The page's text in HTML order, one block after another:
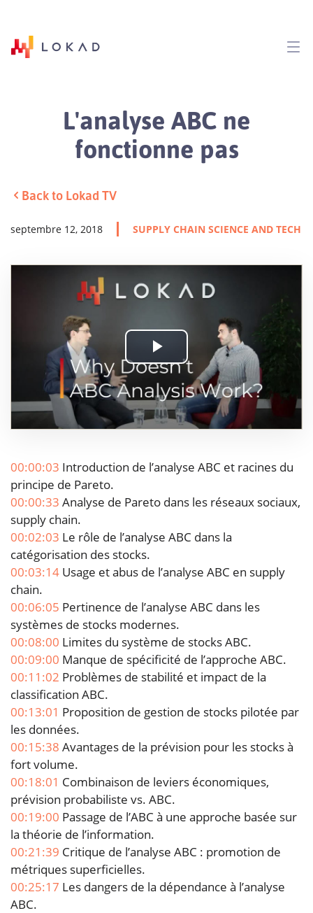
L'analyse ABC ne
fonctionne pas
Back to Lokad TV
septembre 12, 2018 SUPPLY CHAIN SCIENCE AND TECH
Play
Video
00:00:03 Introduction de l’analyse ABC et racines du
principe de Pareto.
00:00:33 Analyse de Pareto dans les réseaux sociaux,
supply chain.
00:02:03 Le rôle de l’analyse ABC dans la
catégorisation des stocks.
00:03:14 Usage et abus de l’analyse ABC en supply
chain.
00:06:05 Pertinence de l’analyse ABC dans les
systèmes de stocks modernes.
00:08:00 Limites du système de stocks ABC.
00:09:00 Manque de spécificité de l’approche ABC.
00:11:02 Problèmes de stabilité et impact de la
classification ABC.
00:13:01 Proposition de gestion de stocks pilotée par
les données.
00:15:38 Avantages de la prévision pour les stocks à
fort volume.
00:18:01 Combinaison de leviers économiques,
prévision probabiliste vs. ABC.
00:19:00 Passage de l’ABC à une approche basée sur
la théorie de l’information.
00:21:39 Critique de l’analyse ABC : promotion de
métriques superficielles.
00:25:17 Les dangers de la dépendance à l’analyse
ABC.